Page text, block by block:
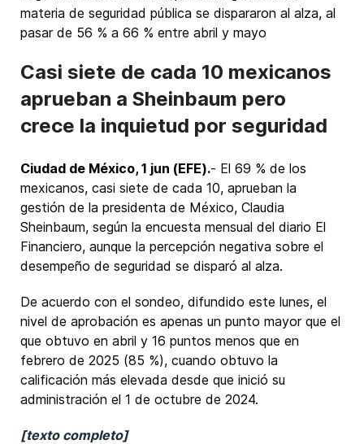
materia de seguridad pública se dispararon al alza, al
pasar de 56 % a 66 % entre abril y mayo
Casi siete de cada 10 mexicanos
aprueban a Sheinbaum pero
crece la inquietud por seguridad
Ciudad de México, 1 jun (EFE).- El 69 % de los
mexicanos, casi siete de cada 10, aprueban la
gestión de la presidenta de México, Claudia
Sheinbaum, según la encuesta mensual del diario El
Financiero, aunque la percepción negativa sobre el
desempeño de seguridad se disparó al alza.
De acuerdo con el sondeo, difundido este lunes, el
nivel de aprobación es apenas un punto mayor que el
que obtuvo en abril y 16 puntos menos que en
febrero de 2025 (85 %), cuando obtuvo la
calificación más elevada desde que inició su
administración el 1 de octubre de 2024.
[texto completo]